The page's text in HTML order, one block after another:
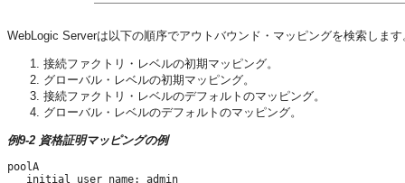
WebLogic Serverは以下の順序でアウトバウンド・マッピングを検索します
接続ファクトリ・レベルの初期マッピング。
グローバル・レベルの初期マッピング。
接続ファクトリ・レベルのデフォルトのマッピング。
グローバル・レベルのデフォルトのマッピング。
例9-2 資格証明マッピングの例
poolA
   initial user name: admin